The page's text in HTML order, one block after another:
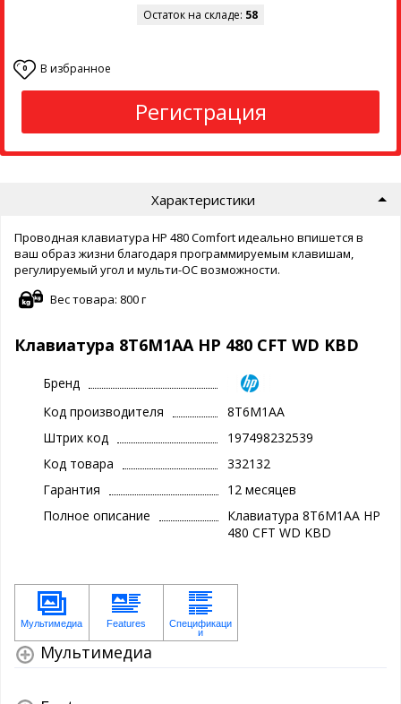
Остаток на складе: 58
0 В избранное
Регистрация
Характеристики
Проводная клавиатура HP 480 Comfort идеально впишется в
ваш образ жизни благодаря программируемым клавишам,
регулируемый угол и мульти-ОС возможности.
Вес товара: 800 г
Клавиатура 8T6M1AA HP 480 CFT WD KBD
Бренд
Код производителя
8T6M1AA
Штрих код
197498232539
Код товара
332132
Гарантия
12 месяцев
Полное описание
Клавиатура 8T6M1AA HP
480 CFT WD KBD
Мультимедиа